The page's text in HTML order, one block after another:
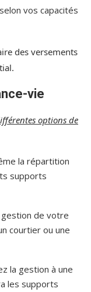
vos capacités
des versements
vie
options de
la répartition
supports
gestion de votre
courtier ou une
la gestion à une
les supports